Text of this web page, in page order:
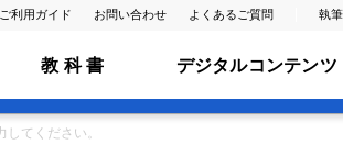
ご利用ガイド お問い合わせ よくあるご質問 執
教 科 書 デジタルコンテンツ